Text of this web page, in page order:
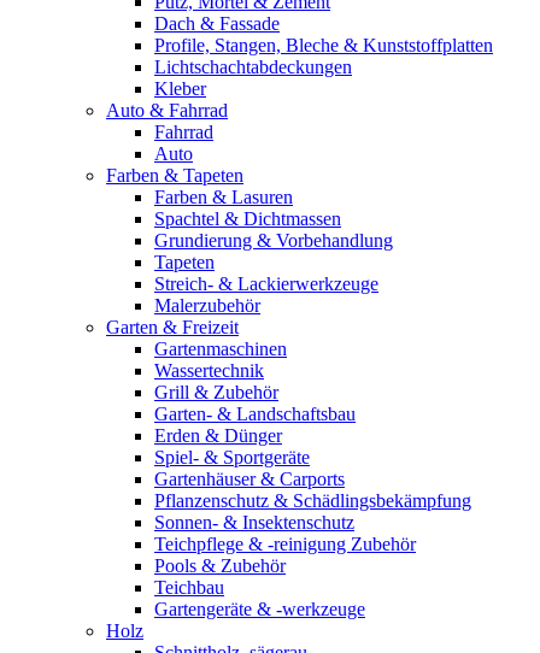
Dach & Fassade
Profile, Stangen, Bleche & Kunststoffplatten
Lichtschachtabdeckungen
Kleber
Auto & Fahrrad
Fahrrad
Auto
Farben & Tapeten
Farben & Lasuren
Spachtel & Dichtmassen
Grundierung & Vorbehandlung
Tapeten
Streich- & Lackierwerkzeuge
Malerzubehör
Garten & Freizeit
Gartenmaschinen
Wassertechnik
Grill & Zubehör
Garten- & Landschaftsbau
Erden & Dünger
Spiel- & Sportgeräte
Gartenhäuser & Carports
Pflanzenschutz & Schädlingsbekämpfung
Sonnen- & Insektenschutz
Teichpflege & -reinigung Zubehör
Pools & Zubehör
Teichbau
Gartengeräte & -werkzeuge
Holz